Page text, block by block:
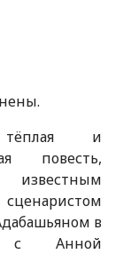
и
повесть,
известным
в
с Анной